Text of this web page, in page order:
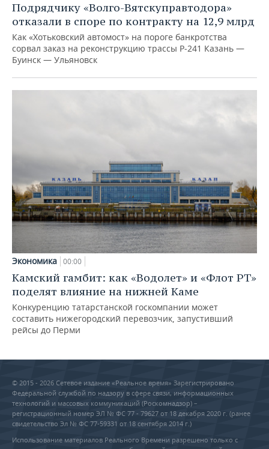
Подрядчику «Волго-Вятскуправтодора»
отказали в споре по контракту на 12,9 млрд
Как «Хотьковский автомост» на пороге банкротства
сорвал заказ на реконструкцию трассы Р‑241 Казань —
Буинск — Ульяновск
Экономика 00:00
Камский гамбит: как «Водолет» и «Флот РТ»
поделят влияние на нижней Каме
Конкуренцию татарстанской госкомпании может
составить нижегородский перевозчик, запустивший
рейсы до Перми
© 2015 - 2026 Сетевое издание «Реальное время» Зарегистрировано
Федеральной службой по надзору в сфере связи, информационных
технологий и массовых коммуникаций (Роскомнадзор) –
регистрационный номер ЭЛ № ФС 77 - 79627 от 18 декабря 2020 г. (ранее
свидетельство Эл № ФС 77-59331 от 18 сентября 2014 г.)
Использование материалов Реального Времени разрешено только с